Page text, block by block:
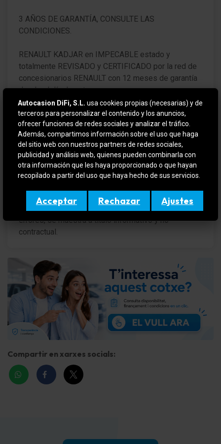
3 AÑOS DE GARANTÍA, CONSULTE LAS
CONDICIONES.
RENAULT KADJAR en IMPECABLE estado y
totalmente REVISADO y CERTIFICADO por la red de
concesionarios RENAULT con 12 meses de garantía
desde el día de entrega.
VEHICULO EN OFERTA SI SE FINANCIA
Para más información contactar por teléfono o e-mail
o si quiere verlo y probarlo sin compromiso en (
DIFIMOLINS / DIFIGIRONA ). Amplio stock en
constante renovación, aceptamos su vehículo como
Este anuncio no es vinculante, puede contener
errores, se muestra a titulo informativo y no
contractual.
Compartir en xarxes socials:
Autocasion DiFi, S.L. usa cookies propias (necesarias) y de
terceros para personalizar el contenido y los anuncios,
ofrecer funciones de redes sociales y analizar el tráfico.
Además, compartimos información sobre el uso que haga
del sitio web con nuestros partners de redes sociales,
publicidad y análisis web, quienes pueden combinarla con
otra información que les haya proporcionado o que hayan
recopilado a partir del uso que haya hecho de sus servicios.
Acceptar Rechazar Ajustes